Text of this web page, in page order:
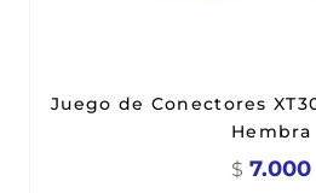
Juego de Conectores
Hembra
$ 7.000